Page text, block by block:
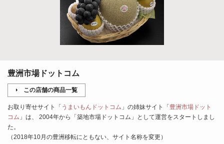
豊洲市場ドットコム
この店舗の商品一覧
お取り寄せサイト「 うまいもんドットコム 」の姉妹サイト「 豊洲市場ドット
コム 」は、 2004年から「築地市場ドットコム」として運営をスタートしまし
た。
（2018年10月の豊洲移転にともない、サイト名称を変更）